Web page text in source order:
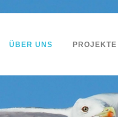
ÜBER UNS PROJEKTE